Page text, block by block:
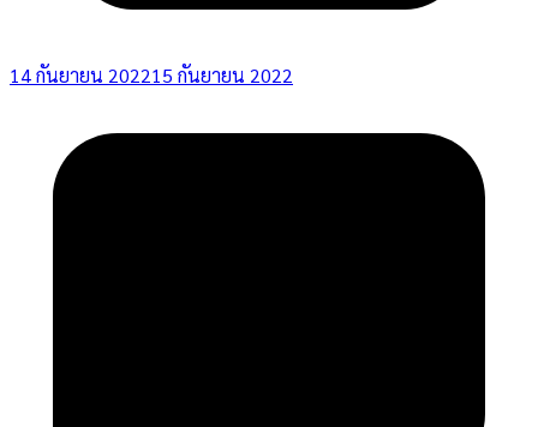
14 กันยายน 202215 กันยายน 2022